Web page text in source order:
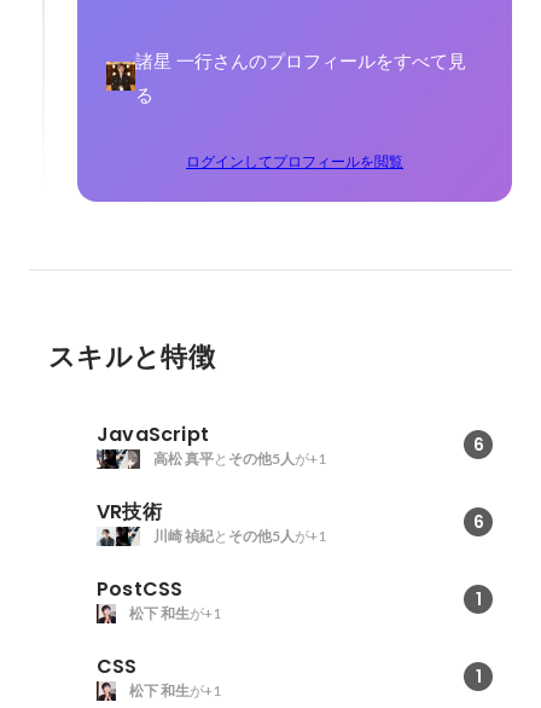
諸星 一行さんのプロフィールをすべて見
る
ログインしてプロフィールを閲覧
スキルと特徴
JavaScript 6
高松 真平と その他5人 が+1
VR技術 6
川崎 禎紀と その他5人 が+1
PostCSS 1
松下 和生が+1
CSS 1
松下 和生が+1